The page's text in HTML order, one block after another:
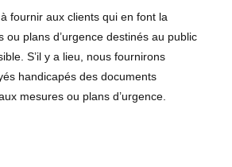
fournir aux clients qui en font la
ou plans d’urgence destinés au public
S’il y a lieu, nous fournirons
handicapés des documents
mesures ou plans d’urgence.